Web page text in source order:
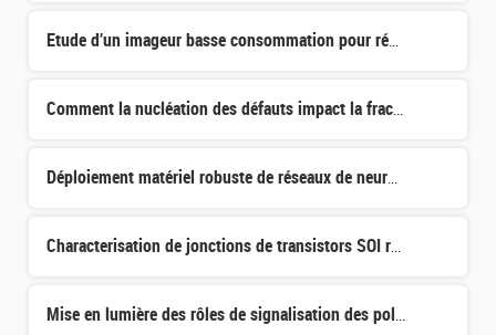
Etude d’un imageur basse consommation pour réseau de capteurs à traitement distribué
Comment la nucléation des défauts impact la fracture dans le transfert de couches par SmartCut
Déploiement matériel robuste de réseaux de neurones
Characterisation de jonctions de transistors SOI réalisés à bas budget thermique
Mise en lumière des rôles de signalisation des polyphosphates d'inositol dans la croissance et le dévelo